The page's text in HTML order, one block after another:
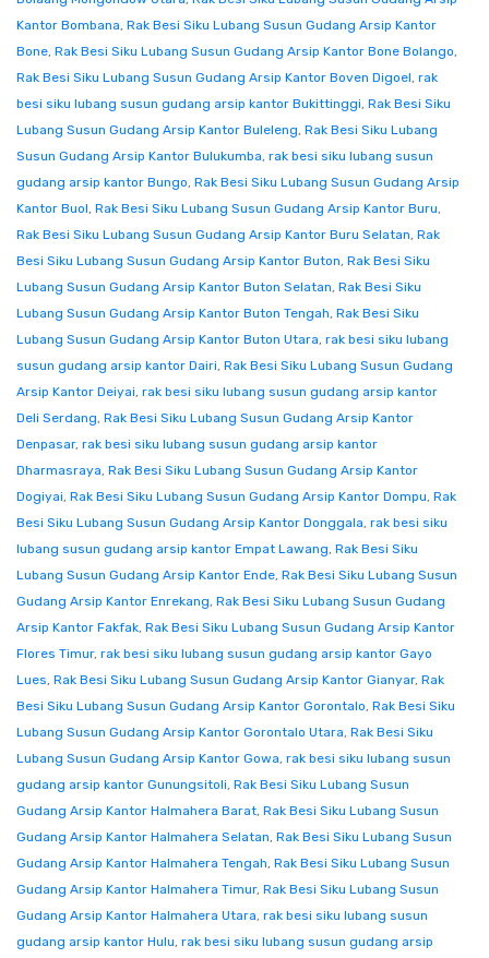
Kantor Bombana, Rak Besi Siku Lubang Susun Gudang Arsip Kantor
Bone, Rak Besi Siku Lubang Susun Gudang Arsip Kantor Bone Bolango,
Rak Besi Siku Lubang Susun Gudang Arsip Kantor Boven Digoel, rak
besi siku lubang susun gudang arsip kantor Bukittinggi, Rak Besi Siku
Lubang Susun Gudang Arsip Kantor Buleleng, Rak Besi Siku Lubang
Susun Gudang Arsip Kantor Bulukumba, rak besi siku lubang susun
gudang arsip kantor Bungo, Rak Besi Siku Lubang Susun Gudang Arsip
Kantor Buol, Rak Besi Siku Lubang Susun Gudang Arsip Kantor Buru,
Rak Besi Siku Lubang Susun Gudang Arsip Kantor Buru Selatan, Rak
Besi Siku Lubang Susun Gudang Arsip Kantor Buton, Rak Besi Siku
Lubang Susun Gudang Arsip Kantor Buton Selatan, Rak Besi Siku
Lubang Susun Gudang Arsip Kantor Buton Tengah, Rak Besi Siku
Lubang Susun Gudang Arsip Kantor Buton Utara, rak besi siku lubang
susun gudang arsip kantor Dairi, Rak Besi Siku Lubang Susun Gudang
Arsip Kantor Deiyai, rak besi siku lubang susun gudang arsip kantor
Deli Serdang, Rak Besi Siku Lubang Susun Gudang Arsip Kantor
Denpasar, rak besi siku lubang susun gudang arsip kantor
Dharmasraya, Rak Besi Siku Lubang Susun Gudang Arsip Kantor
Dogiyai, Rak Besi Siku Lubang Susun Gudang Arsip Kantor Dompu, Rak
Besi Siku Lubang Susun Gudang Arsip Kantor Donggala, rak besi siku
lubang susun gudang arsip kantor Empat Lawang, Rak Besi Siku
Lubang Susun Gudang Arsip Kantor Ende, Rak Besi Siku Lubang Susun
Gudang Arsip Kantor Enrekang, Rak Besi Siku Lubang Susun Gudang
Arsip Kantor Fakfak, Rak Besi Siku Lubang Susun Gudang Arsip Kantor
Flores Timur, rak besi siku lubang susun gudang arsip kantor Gayo
Lues, Rak Besi Siku Lubang Susun Gudang Arsip Kantor Gianyar, Rak
Besi Siku Lubang Susun Gudang Arsip Kantor Gorontalo, Rak Besi Siku
Lubang Susun Gudang Arsip Kantor Gorontalo Utara, Rak Besi Siku
Lubang Susun Gudang Arsip Kantor Gowa, rak besi siku lubang susun
gudang arsip kantor Gunungsitoli, Rak Besi Siku Lubang Susun
Gudang Arsip Kantor Halmahera Barat, Rak Besi Siku Lubang Susun
Gudang Arsip Kantor Halmahera Selatan, Rak Besi Siku Lubang Susun
Gudang Arsip Kantor Halmahera Tengah, Rak Besi Siku Lubang Susun
Gudang Arsip Kantor Halmahera Timur, Rak Besi Siku Lubang Susun
Gudang Arsip Kantor Halmahera Utara, rak besi siku lubang susun
gudang arsip kantor Hulu, rak besi siku lubang susun gudang arsip